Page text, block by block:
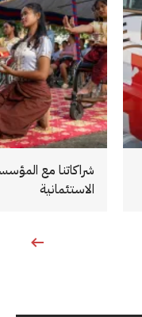
شراكاتنا مع
الاستئمانية